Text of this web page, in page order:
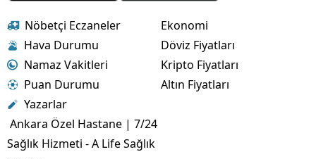
Nöbetçi Eczaneler
Hava Durumu
Namaz Vakitleri
Puan Durumu
Yazarlar
Ankara Özel Hastane | 7/24
Sağlık Hizmeti - A Life Sağlık
Ekonomi
Döviz Fiyatları
Kripto Fiyatları
Altın Fiyatları